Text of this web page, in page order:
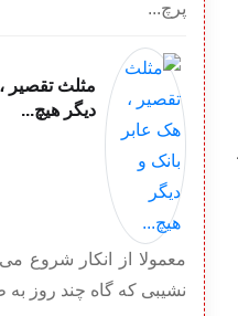
پرچ...
مثلث تقصیر
دیگر هیچ...
معمولا از انکار شروع
نشیبی که گاه چند روز به